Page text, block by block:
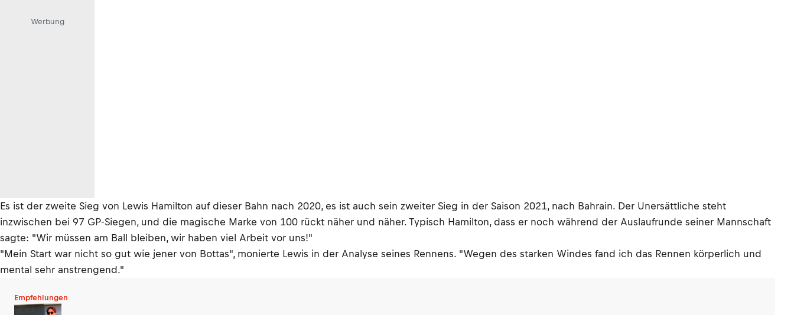
Werbung
Es ist der zweite Sieg von Lewis Hamilton auf dieser Bahn nach 2020, es ist auch sein zweiter Sieg in der Saison 2021, nach Bahrain. Der Unersättliche steht
inzwischen bei 97 GP-Siegen, und die magische Marke von 100 rückt näher und näher. Typisch Hamilton, dass er noch während der Auslaufrunde seiner Mannschaft
sagte: "Wir müssen am Ball bleiben, wir haben viel Arbeit vor uns!"
"Mein Start war nicht so gut wie jener von Bottas", monierte Lewis in der Analyse seines Rennens. "Wegen des starken Windes fand ich das Rennen körperlich und
mental sehr anstrengend."
Empfehlungen